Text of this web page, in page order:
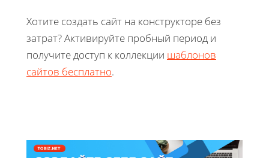
Хотите создать сайт на конструкторе без
затрат? Активируйте пробный период и
получите доступ к коллекции шаблонов
сайтов бесплатно.